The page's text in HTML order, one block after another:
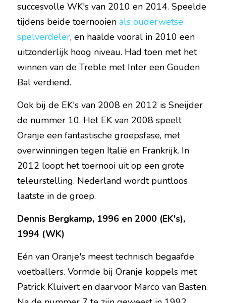
succesvolle WK's van 2010 en 2014. Speelde
tijdens beide toernooien als ouderwetse
spelverdeler, en haalde vooral in 2010 een
uitzonderlijk hoog niveau. Had toen met het
winnen van de Treble met Inter een Gouden
Bal verdiend.
Ook bij de EK's van 2008 en 2012 is Sneijder
de nummer 10. Het EK van 2008 speelt
Oranje een fantastische groepsfase, met
overwinningen tegen Italië en Frankrijk. In
2012 loopt het toernooi uit op een grote
teleurstelling. Nederland wordt puntloos
laatste in de groep.
Dennis Bergkamp, 1996 en 2000 (EK's),
1994 (WK)
Eén van Oranje's meest technisch begaafde
voetballers. Vormde bij Oranje koppels met
Patrick Kluivert en daarvoor Marco van Basten.